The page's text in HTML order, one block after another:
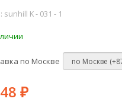
sunhill K - 031 - 1
по Москве
₽